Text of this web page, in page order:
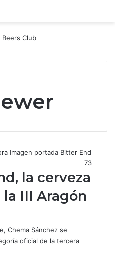
73
la cerveza
III Aragón
Chema Sánchez se
oficial de la tercera